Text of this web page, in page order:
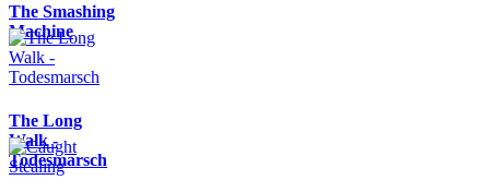
The Smashing
Machine
The Long
Walk -
Todesmarsch